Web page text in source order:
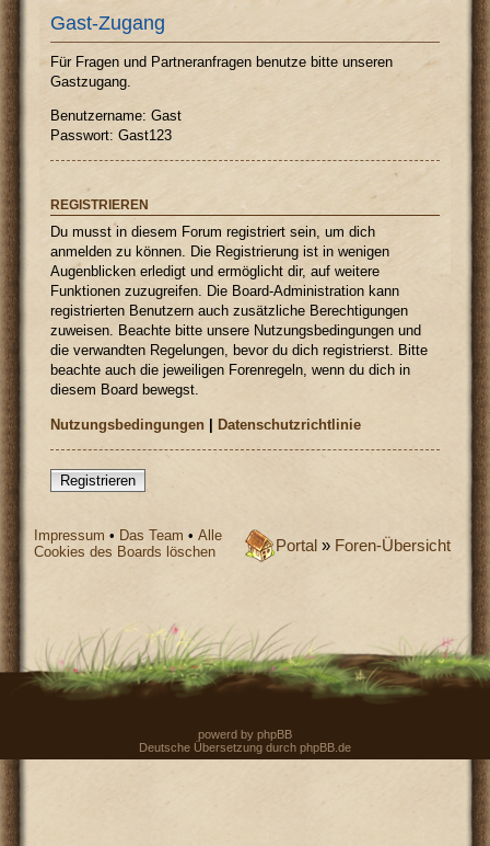
Gast-Zugang
Für Fragen und Partneranfragen benutze bitte unseren
Gastzugang.
Benutzername: Gast
Passwort: Gast123
REGISTRIEREN
Du musst in diesem Forum registriert sein, um dich
anmelden zu können. Die Registrierung ist in wenigen
Augenblicken erledigt und ermöglicht dir, auf weitere
Funktionen zuzugreifen. Die Board-Administration kann
registrierten Benutzern auch zusätzliche Berechtigungen
zuweisen. Beachte bitte unsere Nutzungsbedingungen und
die verwandten Regelungen, bevor du dich registrierst. Bitte
beachte auch die jeweiligen Forenregeln, wenn du dich in
diesem Board bewegst.
Nutzungsbedingungen |Datenschutzrichtlinie
Registrieren
Portal » Foren-Übersicht
Impressum • Das Team •Alle
Cookies des Boards löschen
powerd by phpBB
Deutsche Übersetzung durch phpBB.de